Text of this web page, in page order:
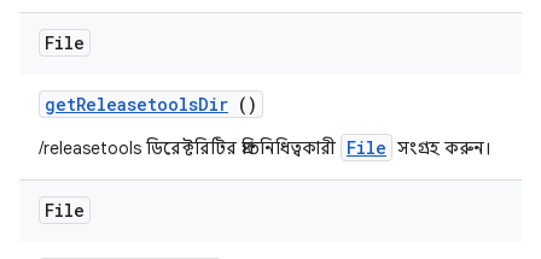
File
getReleasetoolsDir ()
/releasetools ডিরেক্টরিটির প্রতিনিধিত্বকারী File সংগ্রহ করুন।
File